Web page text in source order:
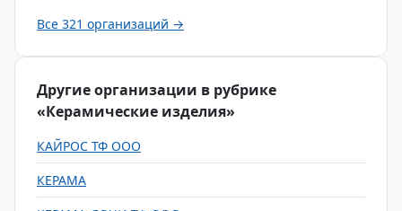
Все 321 организаций →
Другие организации в рубрике
«Керамические изделия»
КАЙРОС ТФ ООО
КЕРАМА